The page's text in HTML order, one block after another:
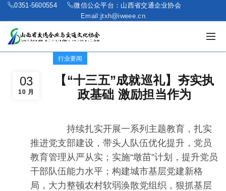
0351-5600554
微信公众平台：山西省交通企业协会
Email:jtxh@iweee.cn
03
10 月
行业要闻
【“十三五”成就巡礼】夯实执
政基础 激励担当作为
持续扎实开展一系列主题教育，扎实
推进党支部建设，带头人队伍优化提升，党员
教育管理从严从实；实施“墩苗”计划，提升党员
干部队伍能力水平；构建城市基层党建新格
局，大力整顿农村软弱涣散党组织，狠抓基层